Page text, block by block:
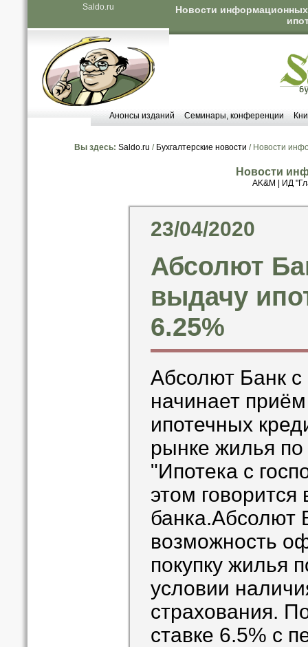
Saldo.ru
Новости информационных
Анонсы изданий Семинары, конференции
Вы здесь: Saldo.ru / Бухгалтерские новости / Новости
Новости
AK&M ИД
23/04/2020
Абсолют
выдачу
6.25%
Абсолют Банк с
начинает
ипотечных
рынке жилья
"Ипотека с
этом
банка.Абсолют
возможность
покупку жилья
условии
страхования.
ставке 6.5% с